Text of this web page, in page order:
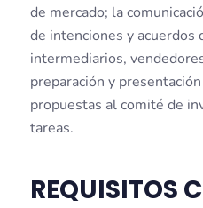
de mercado; la
de intenciones y acuerdos
intermediarios,
preparación y
propuestas al comité de
tareas.
REQUISITOS